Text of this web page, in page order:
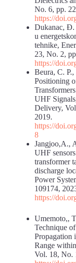
No. 6, pp.
https://
Dukanac, Đ.
u
tehnike,
23, No. 2,
https://
Beura, C.
Positioning
UHF
Delivery,
2019.
https://
8
Jangjoo,A.,
UHF
transformer
discharge
Power
109174,
https://
Umemoto,,
Technique
Propagation
Range
Vol. 18, No.